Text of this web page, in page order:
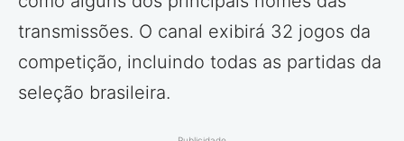
transmissões. O canal exibirá 32 jogos da
competição, incluindo todas as partidas da
seleção brasileira.